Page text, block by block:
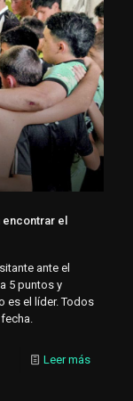
el
ante el
5 puntos y
es el líder. Todos
Leer más